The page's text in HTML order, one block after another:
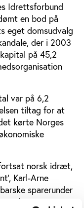
Idrettsforbund
en bod på
eget domsudvalg
der i 2003
på 45,2
var på 6,2
tiltag for at
kørte Norges
norsk idræt,
Karl-Arne
sparerunder